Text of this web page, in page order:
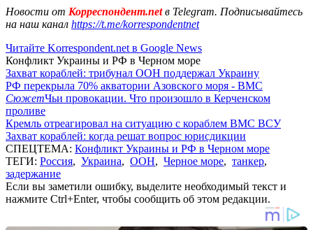
Новости от Корреспондент.netв Telegram. Подписывайтесь
на наш канал https://t.me/korrespondentnet
Читайте Korrespondent.net в Google News
Конфликт Украины и РФ в Черном море
Захват кораблей: трибунал ООН поддержал Украину
РФ перекрыла 70% акватории Азовского моря - ВМС
СюжетЧьи провокации. Что произошло в Керченском
проливе
Кремль отреагировал на ситуацию с кораблем ВМС ВСУ
Захват кораблей: когда решат вопрос юрисдикции
СПЕЦТЕМА: Конфликт Украины и РФ в Черном море
ТЕГИ: Россия, Украина, ООН, Черное море, танкер,
задержание
Если вы заметили ошибку, выделите необходимый текст и
нажмите Ctrl+Enter, чтобы сообщить об этом редакции.